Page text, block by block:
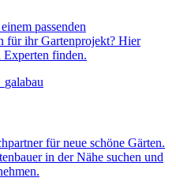
passenden
für ihr Gartenprojekt? Hier
Experten finden.
für neue schöne Gärten.
in der Nähe suchen und